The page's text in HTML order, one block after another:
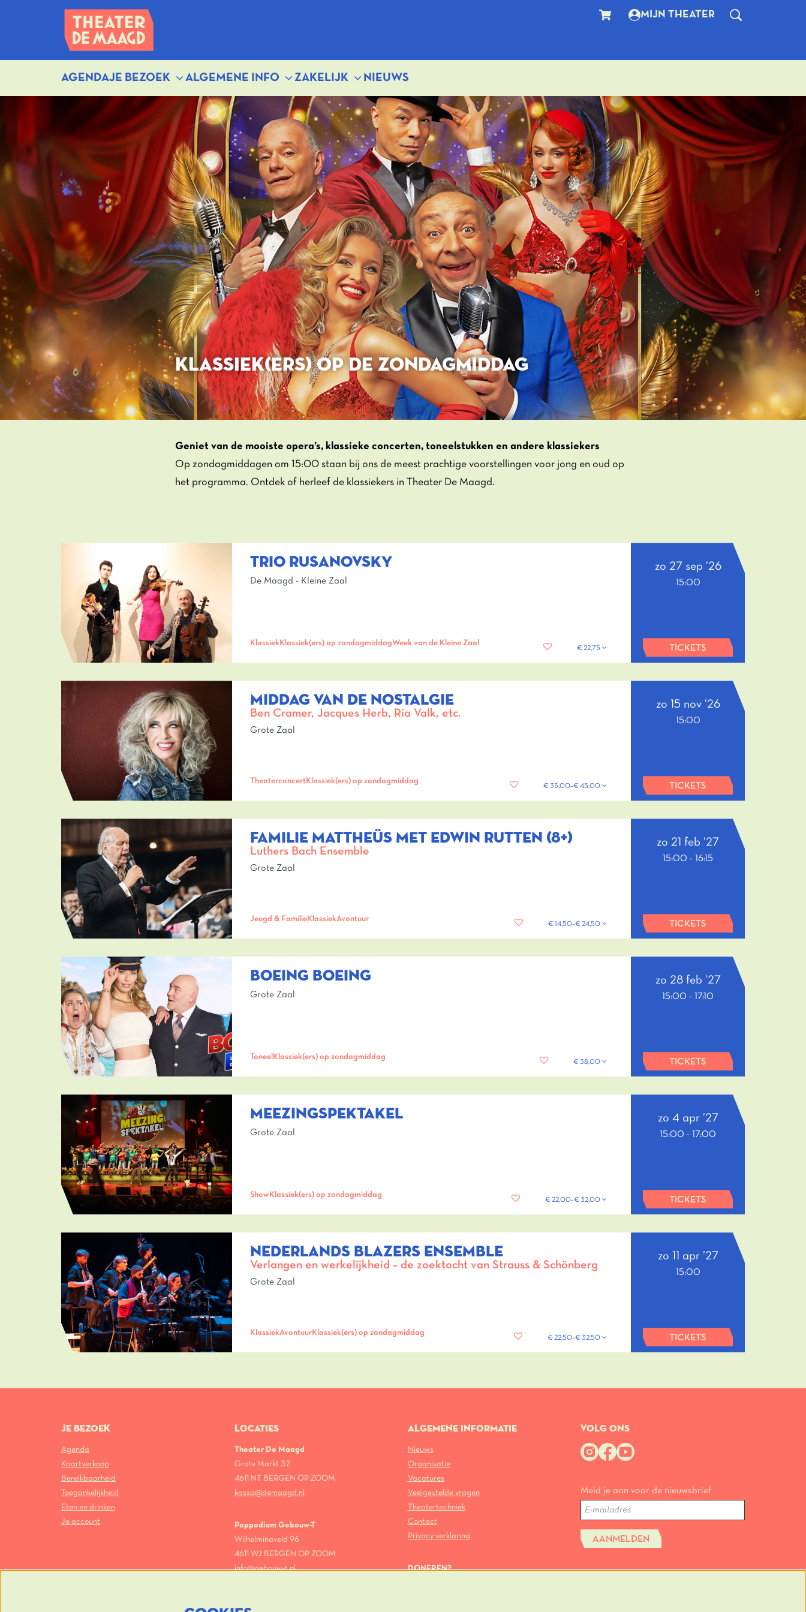
MIJN THEATER
AGENDAJE BEZOEK ALGEMENE INFO ZAKELIJK NIEUWS
KLASSIEK(ERS) OP DE ZONDAGMIDDAG
Geniet van de mooiste opera’s, klassieke concerten, toneelstukken en andere klassiekers
Op zondagmiddagen om 15:00 staan bij ons de meest prachtige voorstellingen voor jong en oud op
het programma. Ontdek of herleef de klassiekers in Theater De Maagd.
TRIO RUSANOVSKY
De Maagd - Kleine Zaal
KlassiekKlassiek(ers) op zondagmiddagWeek van de Kleine Zaal
€ 22,75
zo 27 sep ’26
15:00
TICKETS
MIDDAG VAN DE NOSTALGIE
Ben Cramer, Jacques Herb, Ria Valk, etc.
Grote Zaal
TheaterconcertKlassiek(ers) op zondagmiddag
€ 35,00–€ 45,00
zo 15 nov ’26
15:00
TICKETS
FAMILIE MATTHEÜS MET EDWIN RUTTEN (8+)
Luthers Bach Ensemble
Grote Zaal
Jeugd & FamilieKlassiekAvontuur
€ 14,50–€ 24,50
zo 21 feb ’27
15:00 - 16:15
TICKETS
BOEING BOEING
Grote Zaal
Toneel Klassiek(ers) op zondagmiddag
€ 38,00
zo 28 feb ’27
15:00 - 17:10
TICKETS
MEEZINGSPEKTAKEL
Grote Zaal
Show Klassiek(ers) op zondagmiddag
€ 22,00–€ 32,00
zo 4 apr ’27
15:00 - 17:00
TICKETS
NEDERLANDS BLAZERS ENSEMBLE
Verlangen en werkelijkheid – de zoektocht van Strauss & Schönberg
Grote Zaal
KlassiekAvontuurKlassiek(ers) op zondagmiddag
€ 22,50–€ 32,50
zo 11 apr ’27
15:00
TICKETS
JE BEZOEK
Agenda
Kaartverkoop
Bereikbaarheid
Toegankelijkheid
Eten en drinken
Je account
LOCATIES
Theater De Maagd
Grote Markt 32
4611 NT BERGEN OP ZOOM
kassa@demaagd.nl
Poppodium Gebouw-T
Wilhelminaveld 96
4611 WJ BERGEN OP ZOOM
info@gebouw-t.nl
ALGEMENE INFORMATIE
Nieuws
Organisatie
Vacatures
Veelgestelde vragen
Theatertechniek
Contact
Privacy verklaring
DONEREN?
VOLG ONS
Meld je aan voor de nieuwsbrief
AANMELDEN